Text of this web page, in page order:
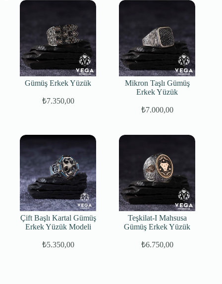
Gümüş Erkek Yüzük
₺7.350,00
Mikron Taşlı Gümüş
Erkek Yüzük
Orijinal
₺7.000,00
Şu
Çift Başlı Kartal Gümüş
Erkek Yüzük Modeli
₺5.350,00
Teşkilat-I Mahsusa
Gümüş Erkek Yüzük
₺6.750,00